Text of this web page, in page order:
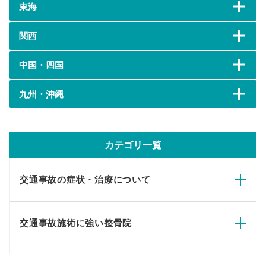
東海
関西
中国・四国
九州・沖縄
カテゴリ一覧
交通事故の症状・治療について
交通事故施術に強い整骨院